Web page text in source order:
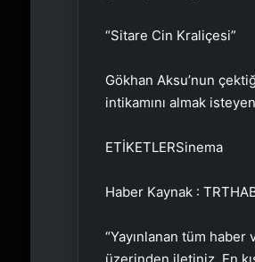
“Sitare Cin Kraliçesi”
Gökhan Aksu’nun
intikamını almak
ETİKETLERSinema
Haber Kaynak :
“Yayınlanan tüm